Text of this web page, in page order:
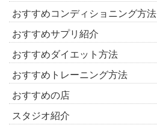
おすすめコンディショニング方法
おすすめサプリ紹介
おすすめダイエット方法
おすすめトレーニング方法
おすすめの店
スタジオ紹介